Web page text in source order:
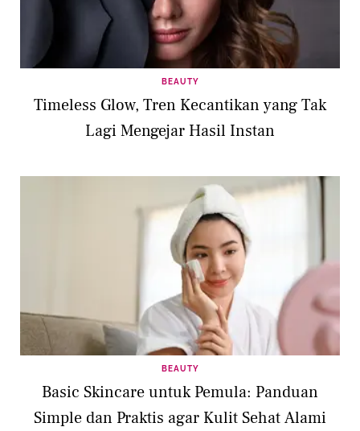
BEAUTY
Timeless Glow, Tren Kecantikan yang Tak
Lagi Mengejar Hasil Instan
BEAUTY
Basic Skincare untuk Pemula: Panduan
Simple dan Praktis agar Kulit Sehat Alami